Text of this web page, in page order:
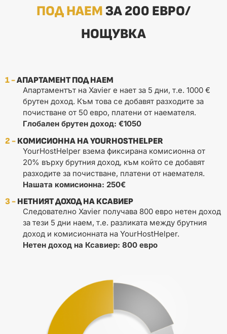
ПОД НАЕМ ЗА 200 ЕВРО/
НОЩУВКА
1 -АПАРТАМЕНТ ПОД НАЕМ
Апартаментът на Xavier е нает за 5 дни, т.е. 1000 €
брутен доход. Към това се добавят разходите за
почистване от 50 евро, платени от наемателя.
Глобален брутен доход: €1050
2 - КОМИСИОННА НА YOURHOSTHELPER
YourHostHelper взема фиксирана комисионна от
20% върху брутния доход, към който се добавят
разходите за почистване, платени от наемателя.
Нашата комисионна: 250€
3 - НЕТНИЯТ ДОХОД НА КСАВИЕР
Следователно Xavier получава 800 евро нетен доход
за тези 5 дни наем, т.е. разликата между брутния
доход и комисионната на YourHostHelper.
Нетен доход на Ксавиер: 800 евро